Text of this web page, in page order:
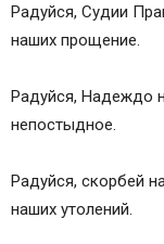
Радуйся, Судии
наших прощение.
Радуйся, Надеждо
непостыдное.
Радуйся, скорбей
наших утолений.